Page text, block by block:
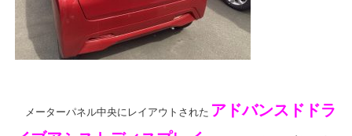
メーターパネル中央にレイアウトされた アドバンスドドラ